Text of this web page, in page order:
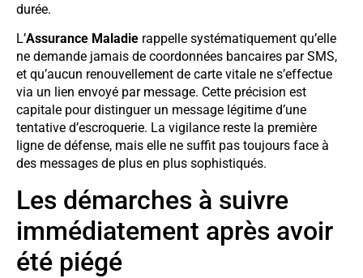
durée.
L’Assurance Maladie rappelle systématiquement qu’elle
ne demande jamais de coordonnées bancaires par SMS,
et qu’aucun renouvellement de carte vitale ne s’effectue
via un lien envoyé par message. Cette précision est
capitale pour distinguer un message légitime d’une
tentative d’escroquerie. La vigilance reste la première
ligne de défense, mais elle ne suffit pas toujours face à
des messages de plus en plus sophistiqués.
Les démarches à suivre
immédiatement après avoir
été piégé